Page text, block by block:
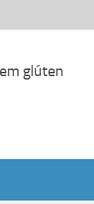
glúten